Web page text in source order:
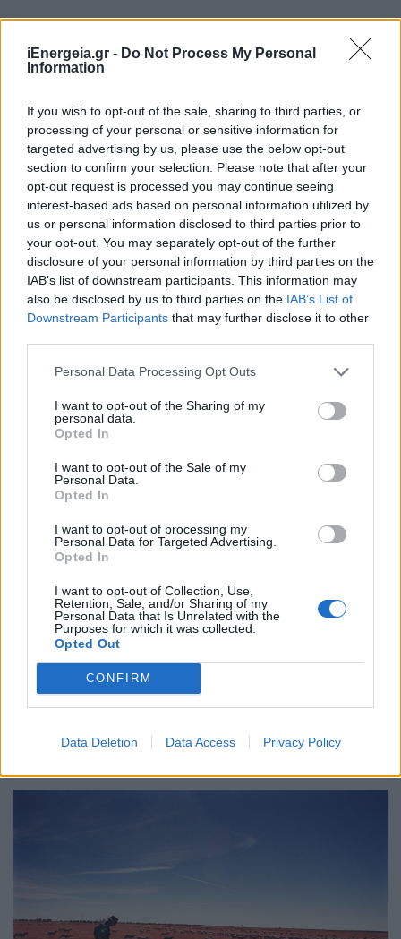
iEnergeia.gr - Do Not Process My Personal
Information
If you wish to opt-out of the sale, sharing to third parties, or
processing of your personal or sensitive information for
targeted advertising by us, please use the below opt-out
section to confirm your selection. Please note that after your
opt-out request is processed you may continue seeing
interest-based ads based on personal information utilized by
us or personal information disclosed to third parties prior to
your opt-out. You may separately opt-out of the further
disclosure of your personal information by third parties on the
IAB’s list of downstream participants. This information may
also be disclosed by us to third parties on the IAB’s List of
Downstream Participants that may further disclose it to other
Personal Data Processing Opt Outs
I want to opt-out of the Sharing of my
personal data.
Opted In
I want to opt-out of the Sale of my
Personal Data.
Opted In
I want to opt-out of processing my
Personal Data for Targeted Advertising.
Opted In
I want to opt-out of Collection, Use,
Retention, Sale, and/or Sharing of my
Personal Data that Is Unrelated with the
Purposes for which it was collected.
Opted Out
CONFIRM
Data Deletion Data Access Privacy Policy
Περικοπές παγκοσμίως: Φόβος ή
ευκαιρία;
02/07/2024 - 12:27
Η BayWa r.e. διοργανώνει εκδήλωση
με τους ειδικούς των BYD, Fronius,
Tigo και novotegra για εγκαταστάτες
και τεχνικές εταιρείες
09/05/2024 - 08:42